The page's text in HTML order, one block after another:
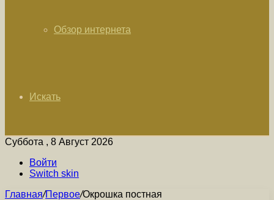
Обзор интернета
Искать
Суббота , 8 Август 2026
Войти
Switch skin
Главная/Первое/Окрошка постная